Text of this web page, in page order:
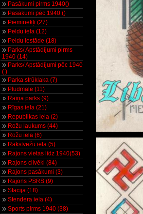
Pasākumi pirms 1940()
Pasākumi pēc 1940 ()
Pieminekļi (27)
Peldu iela (12)
Peldu iestāde (18)
Parks/ Apstādījumi pirms
1940 (14)
Parks/ Apstādījumi pēc 1940
( )
Parka strūklaka (7)
Pludmale (11)
Raiņa parks (9)
Rīgas iela (21)
Republikas iela (2)
Rožu laukums (44)
Rožu iela (6)
Rakstvežu iela (5)
Rajons vietas līdz 1940(53)
Rajons cilvēki (84)
Rajons pasākumi (3)
Rajons PSRS (9)
Stacija (18)
Stendera iela (4)
Sports pirms 1940 (38)